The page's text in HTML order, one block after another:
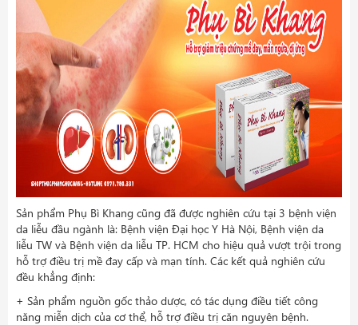
Sản phẩm Phụ Bì Khang cũng đã được nghiên cứu tại 3 bệnh viện
da liễu đầu ngành là: Bệnh viện Đại học Y Hà Nội, Bệnh viện da
liễu TW và Bệnh viện da liễu TP. HCM cho hiệu quả vượt trội trong
hỗ trợ điều trị mề đay cấp và mạn tính. Các kết quả nghiên cứu
đều khẳng định:
+ Sản phẩm nguồn gốc thảo dược, có tác dụng điều tiết công
năng miễn dịch của cơ thể, hỗ trợ điều trị căn nguyên bệnh.